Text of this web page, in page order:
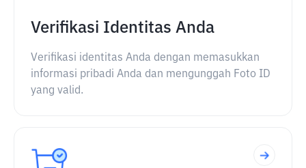
Verifikasi Identitas Anda
Verifikasi identitas Anda dengan memasukkan
informasi pribadi Anda dan mengunggah Foto ID
yang valid.